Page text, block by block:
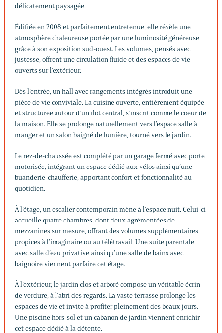
délicatement paysagée.
Édifiée en 2008 et parfaitement entretenue, elle révèle une
atmosphère chaleureuse portée par une luminosité généreuse
grâce à son exposition sud-ouest. Les volumes, pensés avec
justesse, offrent une circulation fluide et des espaces de vie
ouverts sur l’extérieur.
Dès l’entrée, un hall avec rangements intégrés introduit une
pièce de vie conviviale. La cuisine ouverte, entièrement équipée
et structurée autour d’un îlot central, s’inscrit comme le coeur de
la maison. Elle se prolonge naturellement vers l’espace salle à
manger et un salon baigné de lumière, tourné vers le jardin.
Le rez-de-chaussée est complété par un garage fermé avec porte
motorisée, intégrant un espace dédié aux vélos ainsi qu’une
buanderie-chaufferie, apportant confort et fonctionnalité au
quotidien.
À l’étage, un escalier contemporain mène à l’espace nuit. Celui-ci
accueille quatre chambres, dont deux agrémentées de
mezzanines sur mesure, offrant des volumes supplémentaires
propices à l’imaginaire ou au télétravail. Une suite parentale
avec salle d’eau privative ainsi qu’une salle de bains avec
baignoire viennent parfaire cet étage.
À l’extérieur, le jardin clos et arboré compose un véritable écrin
de verdure, à l’abri des regards. La vaste terrasse prolonge les
espaces de vie et invite à profiter pleinement des beaux jours.
Une piscine hors-sol et un cabanon de jardin viennent enrichir
cet espace dédié à la détente.